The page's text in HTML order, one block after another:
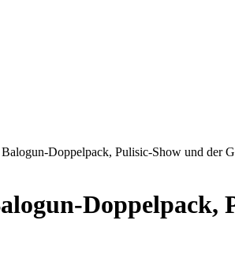
Doppelpack, Pulisic-Show und der